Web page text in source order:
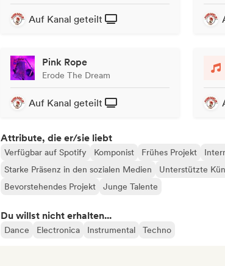
Auf Kanal geteilt
Pink Rope
Erode The Dream
Auf Kanal geteilt
Attribute, die er/sie liebt
Verfügbar auf Spotify Komponist Frühes Projekt
Starke Präsenz in den sozialen Medien
Unterstützte
Bevorstehendes Projekt
Junge Talente
Du willst nicht erhalten...
Dance Electronica Instrumental Techno